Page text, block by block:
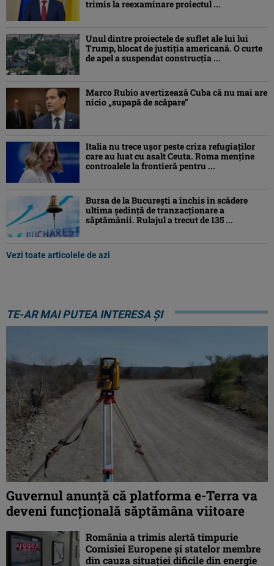
trimis la reexaminare proiectul ...
Unul dintre proiectele de suflet ale lui lui
Trump, blocat de justiția americană. O curte
de apel a suspendat construcția ...
Marco Rubio avertizează Cuba că nu mai are
nicio „supapă de scăpare”
Italia nu trece ușor peste criza refugiaților
care au luat cu asalt Ceuta. Roma menține
controalele la frontieră pentru ...
Bursa de la București a închis în scădere
ultima ședință de tranzacționare a
săptămânii. Rulajul a trecut de 135 ...
Vezi toate articolele de azi
TE-AR MAI PUTEA INTERESA ȘI
Guvernul anunță că platforma e-Terra va
deveni funcţională săptămâna viitoare
România a trimis alertă timpurie
Comisiei Europene și statelor membre
din cauza situației dificile din energie